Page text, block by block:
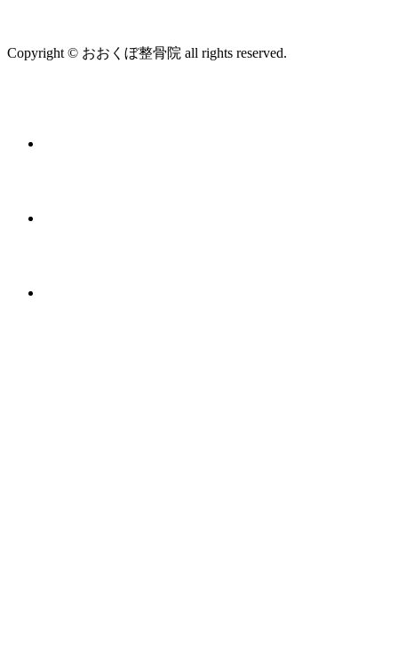
Copyright © おおくぼ整骨院 all rights reserved.